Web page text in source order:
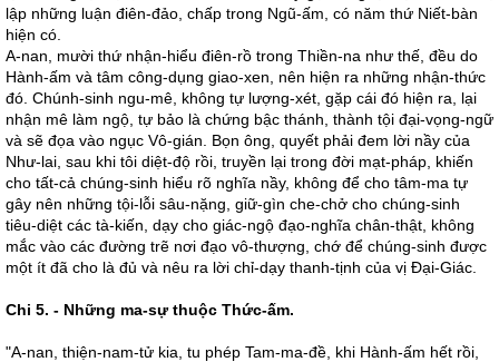
lập những luận điên-đảo, chấp trong Ngũ-ấm, có năm thứ Niết-bàn
hiện có.
A-nan, mười thứ nhận-hiểu điên-rồ trong Thiền-na như thế, đều do
Hành-ấm và tâm công-dụng giao-xen, nên hiện ra những nhận-thức
đó. Chúnh-sinh ngu-mê, không tự lượng-xét, gặp cái đó hiện ra, lại
nhận mê làm ngộ, tự bảo là chứng bậc thánh, thành tội đại-vọng-ngữ
và sẽ đọa vào ngục Vô-gián. Bọn ông, quyết phải đem lời nầy của
Như-lai, sau khi tôi diệt-độ rồi, truyền lại trong đời mạt-pháp, khiến
cho tất-cả chúng-sinh hiểu rõ nghĩa nầy, không để cho tâm-ma tự
gây nên những tội-lỗi sâu-nặng, giữ-gìn che-chở cho chúng-sinh
tiêu-diệt các tà-kiến, dạy cho giác-ngộ đạo-nghĩa chân-thật, không
mắc vào các đường trẽ nơi đạo vô-thượng, chớ để chúng-sinh được
một ít đã cho là đủ và nêu ra lời chỉ-dạy thanh-tịnh của vị Đại-Giác.
Chi 5. - Những ma-sự thuộc Thức-ấm.
"A-nan, thiện-nam-tử kia, tu phép Tam-ma-đề, khi Hành-ấm hết rồi,